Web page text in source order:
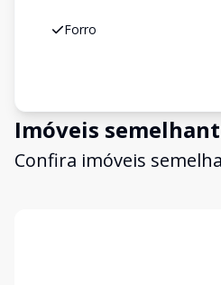
Forro
Imóveis
Confira imóveis